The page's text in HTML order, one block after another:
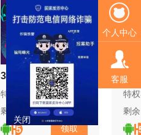
3D球球大作战
特权礼包
剩余：
12
领取
吃
特
剩
个人中心
客服
关闭